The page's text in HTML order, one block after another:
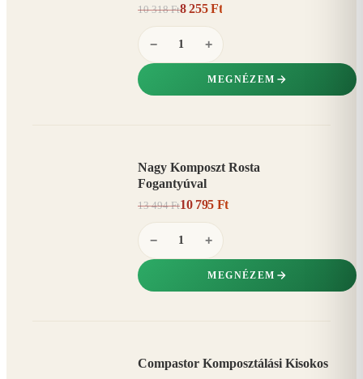
10 318 Ft8 255 Ft
− +
MEGNÉZEM
Nagy Komposzt Rosta
Fogantyúval
13 494 Ft10 795 Ft
− +
MEGNÉZEM
Compastor Komposztálási Kisokos